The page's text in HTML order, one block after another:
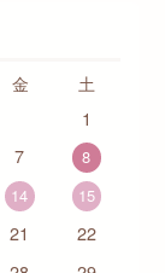
金
土
1
7
8
14
15
21 22